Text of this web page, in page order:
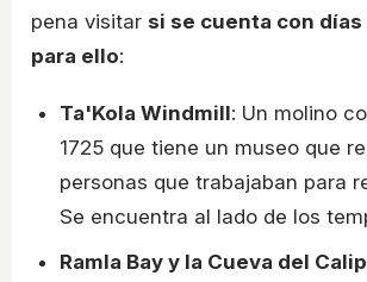
pena visitar si se cuenta con
para ello:
Ta'Kola Windmill: Un molino
1725 que tiene un museo que
personas que trabajaban para
Se encuentra al lado de los
Ramla Bay y la Cueva del